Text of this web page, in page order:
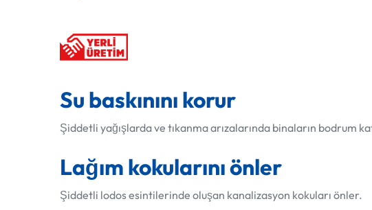
Su baskınını korur
Şiddetli yağışlarda ve tıkanma arızalarında binaların bodrum
Lağım kokularını önler
Şiddetli lodos esintilerinde oluşan kanalizasyon kokuları önler.